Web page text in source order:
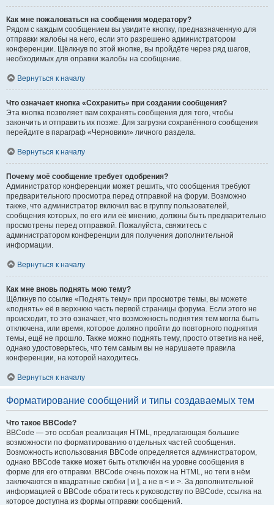
Как мне пожаловаться на сообщения модератору?
Рядом с каждым сообщением вы увидите кнопку, предназначенную для
отправки жалобы на него, если это разрешено администратором
конференции. Щёлкнув по этой кнопке, вы пройдёте через ряд шагов,
необходимых для оправки жалобы на сообщение.
Вернуться к началу
Что означает кнопка «Сохранить» при создании сообщения?
Эта кнопка позволяет вам сохранять сообщения для того, чтобы
закончить и отправить их позже. Для загрузки сохранённого сообщения
перейдите в параграф «Черновики» личного раздела.
Вернуться к началу
Почему моё сообщение требует одобрения?
Администратор конференции может решить, что сообщения требуют
предварительного просмотра перед отправкой на форум. Возможно
также, что администратор включил вас в группу пользователей,
сообщения которых, по его или её мнению, должны быть предварительно
просмотрены перед отправкой. Пожалуйста, свяжитесь с
администратором конференции для получения дополнительной
информации.
Вернуться к началу
Как мне вновь поднять мою тему?
Щёлкнув по ссылке «Поднять тему» при просмотре темы, вы можете
«поднять» её в верхнюю часть первой страницы форума. Если этого не
происходит, то это означает, что возможность поднятия тем могла быть
отключена, или время, которое должно пройти до повторного поднятия
темы, ещё не прошло. Также можно поднять тему, просто ответив на неё,
однако удостоверьтесь, что тем самым вы не нарушаете правила
конференции, на которой находитесь.
Вернуться к началу
Форматирование сообщений и типы создаваемых тем
Что такое BBCode?
BBCode — это особая реализация HTML, предлагающая большие
возможности по форматированию отдельных частей сообщения.
Возможность использования BBCode определяется администратором,
однако BBCode также может быть отключён на уровне сообщения в
форме для его отправки. BBCode очень похож на HTML, но теги в нём
заключаются в квадратные скобки [ и ], а не в < и >. За дополнительной
информацией о BBCode обратитесь к руководству по BBCode, ссылка на
которое доступна из формы отправки сообщений.